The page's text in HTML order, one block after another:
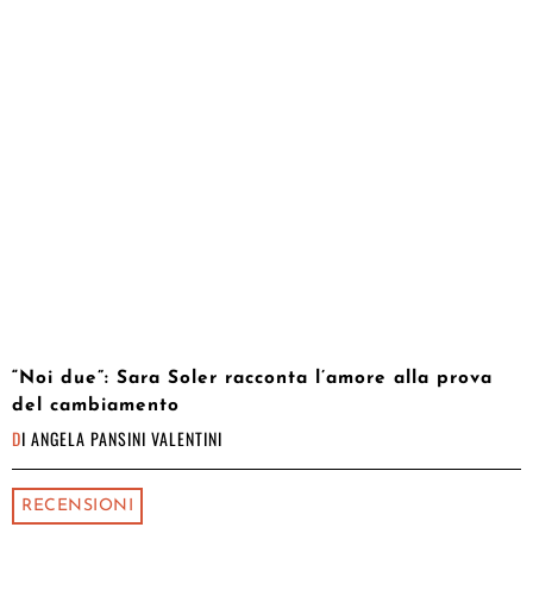
“Noi due”: Sara Soler racconta l’amore alla prova
del cambiamento
DI ANGELA PANSINI VALENTINI
RECENSIONI